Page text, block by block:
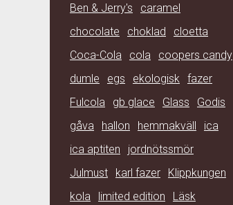
Ben & Jerry's
caramel
chocolate
choklad
cloetta
Coca-Cola
cola
coopers candy
dumle
egs ekologisk fazer
Fulcola
gb glace Glass
Godis
gåva
hallon hemmakväll
ica
ica aptiten
jordnötssmör
Julmust
karl fazer
Klippkungen
kola
limited edition
Läsk